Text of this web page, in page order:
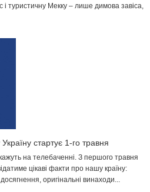
і туристичну Мекку – лише димова завіса,
стартує 1-го травня
на телебаченні. З першого травня
цікаві факти про нашу країну:
оригінальні винаходи...